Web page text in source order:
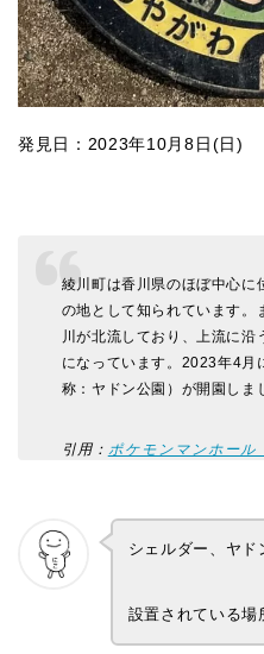
発見日：2023年10月8日(日)
綾川町は香川県のほぼ中心に
の地として知られています。
川が北流しており、上流に
になっています。2023年4月
称：ヤドン公園）が開園しま
引用： ポケモンマンホール
シェルダー、ヤド
設置されている場